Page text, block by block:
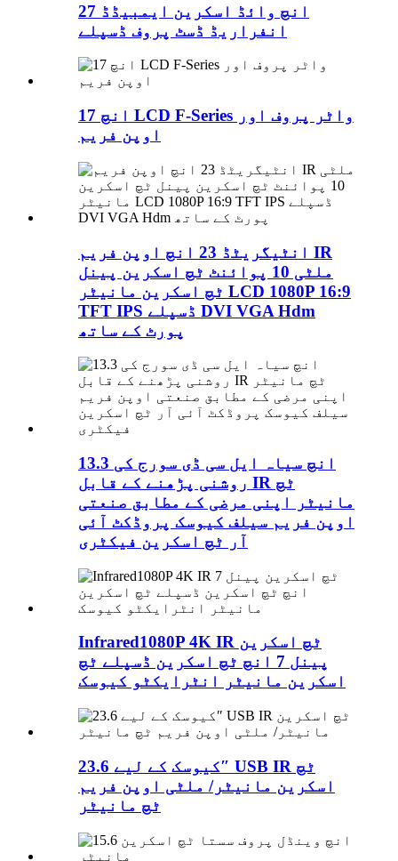
27 انچ وائڈ اسکرین ایمبیڈڈ
انفراریڈ ڈسٹ پروف ڈسپلے
17 انچ LCD F-Series واٹر پروف اور
اوپن فریم
انٹیگریٹڈ 23 انچ اوپن فریم IR
ملٹی 10 پوائنٹ ٹچ اسکرین پینل
ٹچ اسکرین مانیٹر LCD 1080P 16:9
TFT IPS ڈسپلے DVI VGA Hdm
پورٹ کے ساتھ
13.3 انچ سیاہ ایل سی ڈی سورج کی
روشنی پڑھنے کے قابل IR ٹچ
مانیٹر اپنی مرضی کے مطابق صنعتی
اوپن فریم سیلف کیوسک پروڈکٹ آئی
آر ٹچ اسکرین فیکٹری
Infrared1080P 4K IR ٹچ اسکرین
پینل 7 انچ ٹچ اسکرین ڈسپلے ٹچ
اسکرین مانیٹر انٹرایکٹو کیوسک
کیوسک کے لیے 23.6″ USB IR ٹچ
اسکرین مانیٹر/ ملٹی اوپن فریم
ٹچ مانیٹر